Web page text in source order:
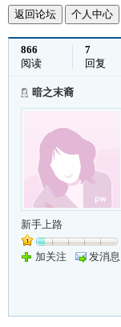
返回论坛 个人中心
866
阅读
7
回复
暗之末裔
新手上路
加关注 发消息